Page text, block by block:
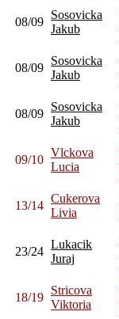
08/09
Sosovicka
Jakub
08/09
Sosovicka
Jakub
08/09
Sosovicka
Jakub
09/10
Vlckova
Lucia
13/14
Cukerova
Livia
23/24
Lukacik
Juraj
18/19
Stricova
Viktoria